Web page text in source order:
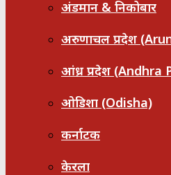
अंडमान & निकोबार
अरुणाचल प्रदेश
आंध्र प्रदेश (Andhra
ओडिशा (Odisha)
कर्नाटक
केरला